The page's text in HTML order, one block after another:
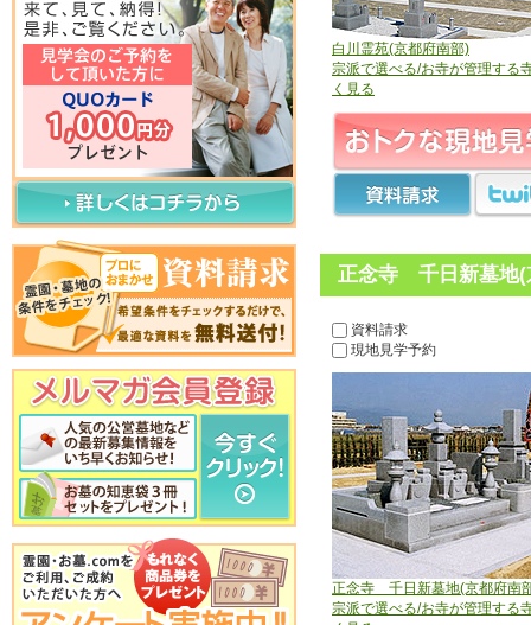
白川霊苑(京都府南部)
宗派で選べる/お寺が管理する
く見る
正念寺 千日新墓地(
資料請求
現地見学予約
正念寺 千日新墓地(京都府南
宗派で選べる/お寺が管理する